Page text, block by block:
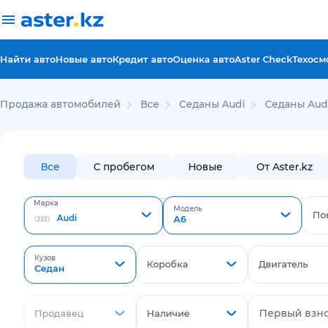
Найти автоНовые автоКредит автоОценка автоAster Check
Продажа автомобилей Все Седаны Audi Седаны
Все С пробегом Новые От Aster.kz
Марка
Audi
Модель
A6
Кузов
Седан Коробка Двигатель
Продавец Наличие Первый